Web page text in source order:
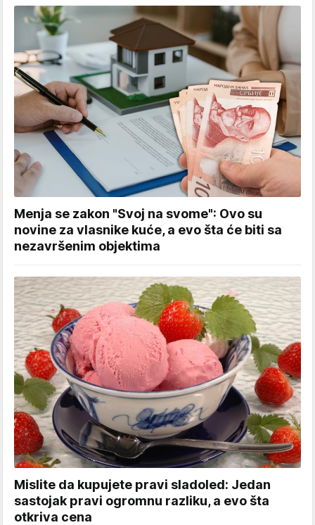
Menja se zakon "Svoj na svome": Ovo su
novine za vlasnike kuće, a evo šta će biti sa
nezavršenim objektima
Mislite da kupujete pravi sladoled: Jedan
sastojak pravi ogromnu razliku, a evo šta
otkriva cena